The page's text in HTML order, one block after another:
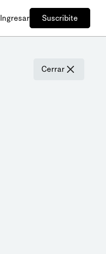
Ingresar Suscribite
Cerrar